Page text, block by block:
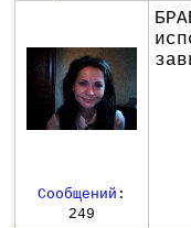
Сообщений :
249